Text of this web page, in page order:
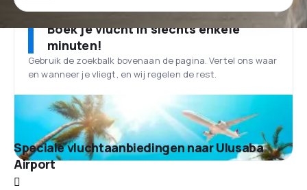
Boek je vlucht in slechts enkele
minuten!
Gebruik de zoekbalk bovenaan de pagina. Vertel ons waar
en wanneer je vliegt, en wij regelen de rest.
Speciale vluchtaanbiedingen naar Ulusaba
Airport